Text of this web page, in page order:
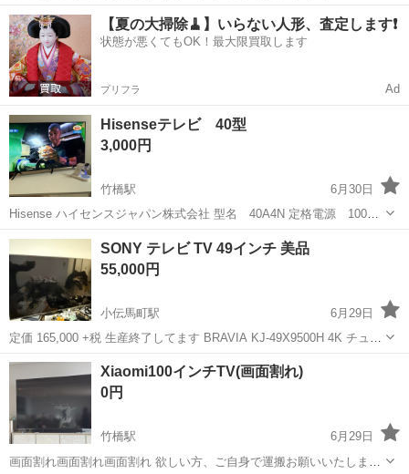
ョン工事まで幅広く手掛ける総合建設企業です。 住宅・店舗・ビルな
ど多様な現場に対応し、解体から施工、廃棄物処理まで一貫して行っ
ています。 20代～40代の...
東京 千代田区 東京駅 その他
【夏の大掃除🧹】いらない人形、査定します❗️
状態が悪くてもOK！最大限買取します
プリフラ Ad
Hisenseテレビ 40型
3,000円
竹橋駅
6月30日
Hisense ハイセンスジャパン株式会社 型名 40A4N 定格電源 100V~
50/60Hz 定格消費電力 83W 受言機型サイズ 40V型 購入から一年未
満で使用頻度も低いため動作等問題はないですが左端に画面の割れ...
東京 千代田区 テレビ
SONY テレビ TV 49インチ 美品
55,000円
小伝馬町駅
6月29日
定価 165,000 +税 生産終了してます BRAVIA KJ-49X9500H 4K チュー
ナー内蔵 2020年モデル 6年ほど使用 49V型 リモコン付き こちらで詳
しくご確認ください https://www.so...
東京 千代田区 小伝馬町駅 テレビ
Xiaomi100インチTV(画面割れ)
0円
竹橋駅
6月29日
画面割れ画面割れ画面割れ 欲しい方、ご自身で運搬お願いいたしま